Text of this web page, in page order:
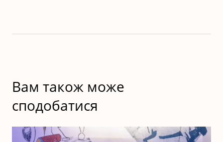
Вам також може
сподобатися